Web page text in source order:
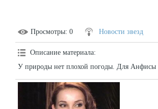
Просмотры: 0 Новости звезд
Описание материала:
У природы нет плохой погоды. Для Анфисы